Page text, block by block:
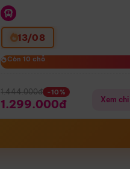
13/08
Còn 10 chỗ
Còn 10 chỗ
1.444.000đ -10%
1.299.000đ Xem